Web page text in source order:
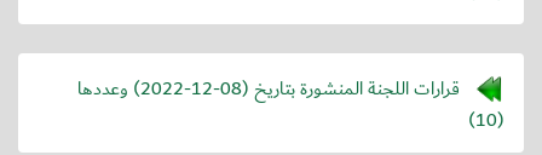
قرارات اللجنة المنشورة بتاريخ (2022-12-08) وعددها
(10)